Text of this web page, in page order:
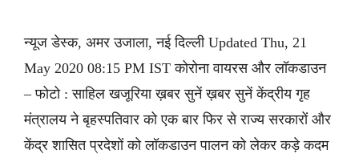
न्यूज डेस्क, अमर उजाला, नई दिल्ली Updated Thu, 21
May 2020 08:15 PM IST कोरोना वायरस और लॉकडाउन
– फोटो : साहिल खजूरिया ख़बर सुनें ख़बर सुनें केंद्रीय गृह
मंत्रालय ने बृहस्पतिवार को एक बार फिर से राज्य सरकारों और
केंद्र शासित प्रदेशों को लॉकडाउन पालन को लेकर कड़े कदम